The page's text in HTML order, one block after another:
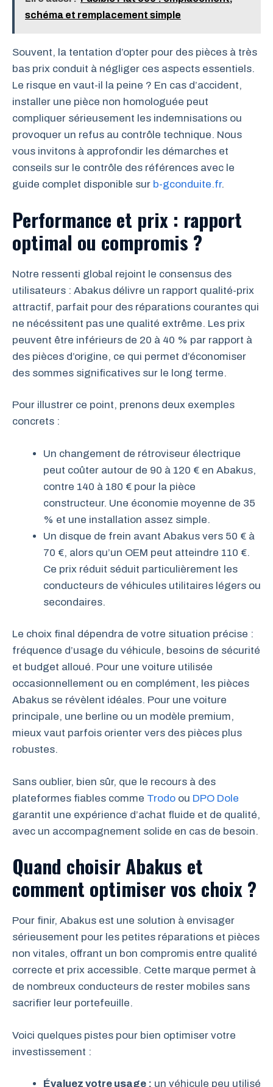
schéma et remplacement simple
Souvent, la tentation d’opter pour des pièces à très
bas prix conduit à négliger ces aspects essentiels.
Le risque en vaut-il la peine ? En cas d’accident,
installer une pièce non homologuée peut
compliquer sérieusement les indemnisations ou
provoquer un refus au contrôle technique. Nous
vous invitons à approfondir les démarches et
conseils sur le contrôle des références avec le
guide complet disponible sur b-gconduite.fr.
Performance et prix : rapport
optimal ou compromis ?
Notre ressenti global rejoint le consensus des
utilisateurs : Abakus délivre un rapport qualité-prix
attractif, parfait pour des réparations courantes qui
ne nécéssitent pas une qualité extrême. Les prix
peuvent être inférieurs de 20 à 40 % par rapport à
des pièces d’origine, ce qui permet d’économiser
des sommes significatives sur le long terme.
Pour illustrer ce point, prenons deux exemples
concrets :
Un changement de rétroviseur électrique
peut coûter autour de 90 à 120 € en Abakus,
contre 140 à 180 € pour la pièce
constructeur. Une économie moyenne de 35
% et une installation assez simple.
Un disque de frein avant Abakus vers 50 € à
70 €, alors qu’un OEM peut atteindre 110 €.
Ce prix réduit séduit particulièrement les
conducteurs de véhicules utilitaires légers ou
secondaires.
Le choix final dépendra de votre situation précise :
fréquence d’usage du véhicule, besoins de sécurité
et budget alloué. Pour une voiture utilisée
occasionnellement ou en complément, les pièces
Abakus se révèlent idéales. Pour une voiture
principale, une berline ou un modèle premium,
mieux vaut parfois orienter vers des pièces plus
robustes.
Sans oublier, bien sûr, que le recours à des
plateformes fiables comme Trodo ou DPO Dole
garantit une expérience d’achat fluide et de qualité,
avec un accompagnement solide en cas de besoin.
Quand choisir Abakus et
comment optimiser vos choix ?
Pour finir, Abakus est une solution à envisager
sérieusement pour les petites réparations et pièces
non vitales, offrant un bon compromis entre qualité
correcte et prix accessible. Cette marque permet à
de nombreux conducteurs de rester mobiles sans
sacrifier leur portefeuille.
Voici quelques pistes pour bien optimiser votre
investissement :
Évaluez votre usage : un véhicule peu utilisé